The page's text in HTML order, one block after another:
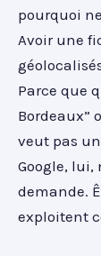
pourquoi
Avoir une
Parce que
Bordeaux”
veut pas
Google, lui,
demande.
exploitent